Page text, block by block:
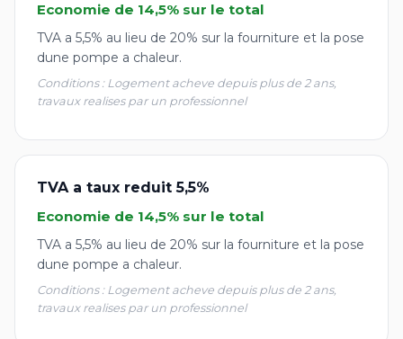
Economie de 14,5% sur le total
TVA a 5,5% au lieu de 20% sur la fourniture et la pose
dune pompe a chaleur.
Conditions : Logement acheve depuis plus de 2 ans,
travaux realises par un professionnel
TVA a taux reduit 5,5%
Economie de 14,5% sur le total
TVA a 5,5% au lieu de 20% sur la fourniture et la pose
dune pompe a chaleur.
Conditions : Logement acheve depuis plus de 2 ans,
travaux realises par un professionnel